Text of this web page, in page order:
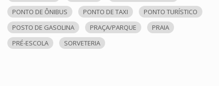
PONTO DE ÔNIBUS
PONTO DE TAXI
PONTO TURÍSTICO
POSTO DE GASOLINA
PRAÇA/PARQUE
PRAIA
PRÉ-ESCOLA
SORVETERIA